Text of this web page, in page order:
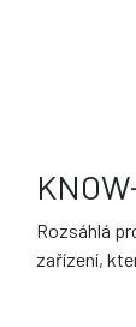
Rozsáhlá
zařízení,